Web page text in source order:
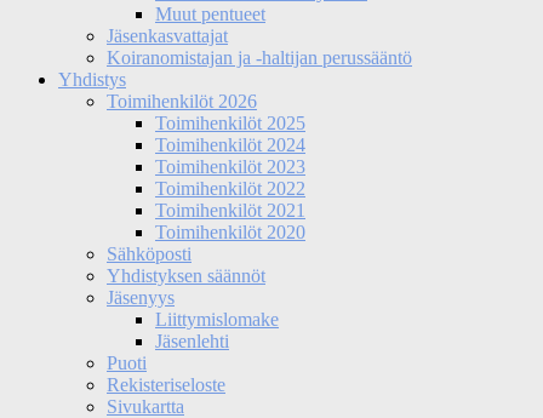
Muut pentueet
Jäsenkasvattajat
Koiranomistajan ja -haltijan perussääntö
Yhdistys
Toimihenkilöt 2026
Toimihenkilöt 2025
Toimihenkilöt 2024
Toimihenkilöt 2023
Toimihenkilöt 2022
Toimihenkilöt 2021
Toimihenkilöt 2020
Sähköposti
Yhdistyksen säännöt
Jäsenyys
Liittymislomake
Jäsenlehti
Puoti
Rekisteriseloste
Sivukartta